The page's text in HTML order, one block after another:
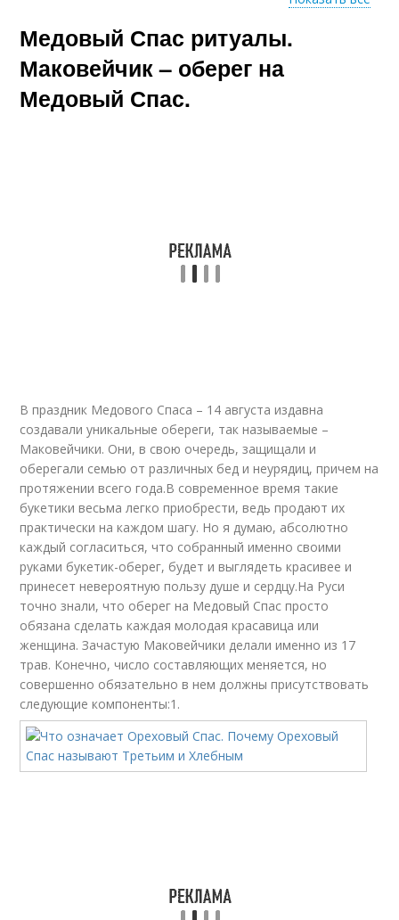
Холодный спас Яблочный спас
Медовый Спас ритуалы.
Маковейчик – оберег на
Медовый Спас.
В праздник Медового Спаса – 14 августа издавна
создавали уникальные обереги, так называемые –
Маковейчики. Они, в свою очередь, защищали и
оберегали семью от различных бед и неурядиц, причем на
протяжении всего года.В современное время такие
букетики весьма легко приобрести, ведь продают их
практически на каждом шагу. Но я думаю, абсолютно
каждый согласиться, что собранный именно своими
руками букетик-оберег, будет и выглядеть красивее и
принесет невероятную пользу душе и сердцу.На Руси
точно знали, что оберег на Медовый Спас просто
обязана сделать каждая молодая красавица или
женщина. Зачастую Маковейчики делали именно из 17
трав. Конечно, число составляющих меняется, но
совершенно обязательно в нем должны присутствовать
следующие компоненты:1.